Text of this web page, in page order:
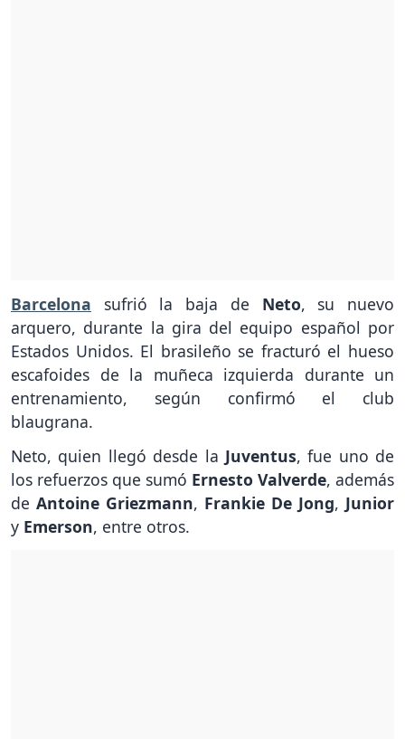
Barcelona sufrió la baja de Neto, su nuevo
arquero, durante la gira del equipo español por
Estados Unidos. El brasileño se fracturó el hueso
escafoides de la muñeca izquierda durante un
entrenamiento, según confirmó el club
blaugrana.
Neto, quien llegó desde la Juventus, fue uno de
los refuerzos que sumó Ernesto Valverde, además
de Antoine Griezmann, Frankie De Jong, Junior
y Emerson, entre otros.